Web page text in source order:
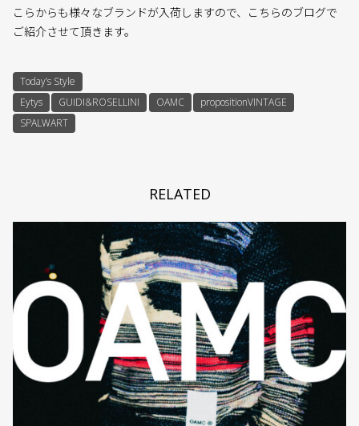
こらからも様々なブランドが入荷しますので、こちらのブログで
ご紹介させて頂きます。
Today’s Style
Eytys
GUIDI&ROSELLINI OAMC
propositionVINTAGE
SPALWART
RELATED